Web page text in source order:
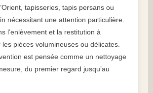
tapisseries, tapis persans ou
nécessitant une attention particulière.
l’enlèvement et la restitution à
pièces volumineuses ou délicates.
est pensée comme un nettoyage
du premier regard jusqu’au